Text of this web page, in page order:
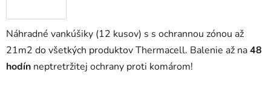
Náhradné vankúšiky (12 kusov) s s ochrannou zónou až
21m2 do všetkých produktov Thermacell. Balenie až na48
hodín neptretržitej ochrany proti komárom!